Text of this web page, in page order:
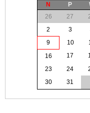
N P
26
27
2
3
9
10
16
17
23
24
30
31